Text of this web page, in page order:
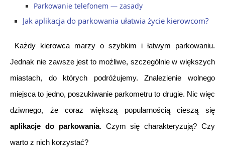
Parkowanie telefonem — zasady
Jak aplikacja do parkowania ułatwia życie kierowcom?
Jednak nie zawsze jest to możliwe, szczególnie w większych
miastach, do których podróżujemy. Znalezienie wolnego
miejsca to jedno, poszukiwanie parkometru to drugie. Nic więc
aplikacje do parkowania. Czym się charakteryzują? Czy
warto z nich korzystać?